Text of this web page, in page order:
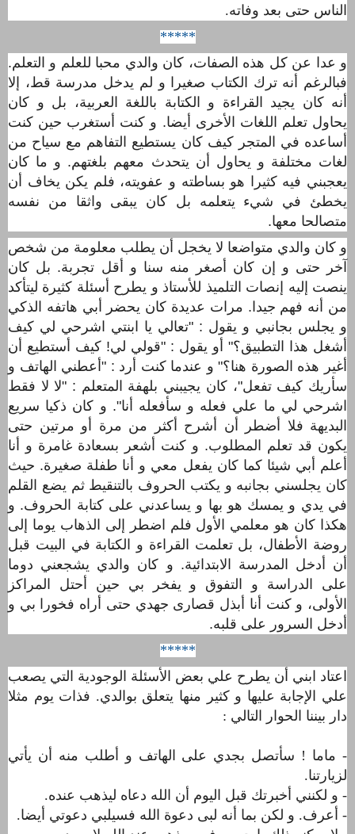
الناس حتى بعد وفاته.
*****
و عدا عن كل هذه الصفات، كان والدي محبا للعلم و التعلم.
فبالرغم أنه ترك الكتاب صغيرا و لم يدخل مدرسة قط، إلا
أنه كان يجيد القراءة و الكتابة باللغة العربية، بل و كان
يحاول تعلم اللغات الأخرى أيضا. و كنت أستغرب حين كنت
أساعده في المتجر كيف كان يستطيع التفاهم مع سياح من
لغات مختلفة و يحاول أن يتحدث معهم بلغتهم. و ما كان
يعجبني فيه كثيرا هو بساطته و عفويته، فلم يكن يخاف أن
يخطئ في شيء يتعلمه بل كان يبقى واثقا من نفسه
متصالحا معها.
و كان والدي متواضعا لا يخجل أن يطلب معلومة من شخص
آخر حتى و إن كان أصغر منه سنا و أقل تجربة. بل كان
ينصت إليه إنصات التلميذ للأستاذ و يطرح أسئلة كثيرة ليتأكد
من أنه فهم جيدا. مرات عديدة كان يحضر أبي هاتفه الذكي
و يجلس بجانبي و يقول : "تعالي يا ابنتي اشرحي لي كيف
أشغل هذا التطبيق؟" أو يقول : "قولي لي! كيف أستطيع أن
أغير هذه الصورة هنا؟" و عندما كنت أرد : "أعطني الهاتف و
سأريك كيف تفعل"، كان يجيبني بلهفة المتعلم : "لا لا فقط
اشرحي لي ما علي فعله و سأفعله أنا". و كان ذكيا سريع
البديهة فلا أضطر أن أشرح أكثر من مرة أو مرتين حتى
يكون قد تعلم المطلوب. و كنت أشعر بسعادة غامرة و أنا
أعلم أبي شيئا كما كان يفعل معي و أنا طفلة صغيرة. حيث
كان يجلسني بجانبه و يكتب الحروف بالتنقيط ثم يضع القلم
في يدي و يمسك هو بها و يساعدني على كتابة الحروف. و
هكذا كان هو معلمي اﻷول فلم اضطر إلى الذهاب يوما إلى
روضة اﻷطفال، بل تعلمت القراءة و الكتابة في البيت قبل
أن أدخل المدرسة الابتدائية. و كان والدي يشجعني دوما
على الدراسة و التفوق و يفخر بي حين أحتل المراكز
اﻷولى، و كنت أنا أبذل قصارى جهدي حتى أراه فخورا بي و
أدخل السرور على قلبه.
*****
اعتاد ابني أن يطرح علي بعض الأسئلة الوجودية التي يصعب
علي اﻹجابة عليها و كثير منها يتعلق بوالدي. فذات يوم مثلا
دار بيننا الحوار التالي :
- ماما ! سأتصل بجدي على الهاتف و أطلب منه أن يأتي
لزيارتنا.
- و لكنني أخبرتك قبل اليوم أن الله دعاه ليذهب عنده.
- أعرف. و لكن بما أنه لبى دعوة الله فسيلبي دعوتي أيضا.